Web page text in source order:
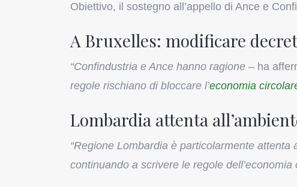
Obiettivo, il sostegno all’appello di Ance e
A Bruxelles: modificare
“Confindustria e Ance hanno ragione – ha
regole rischiano di bloccare l’economia
Lombardia attenta
“Regione Lombardia è particolarmente attenta
continuando a scrivere le regole